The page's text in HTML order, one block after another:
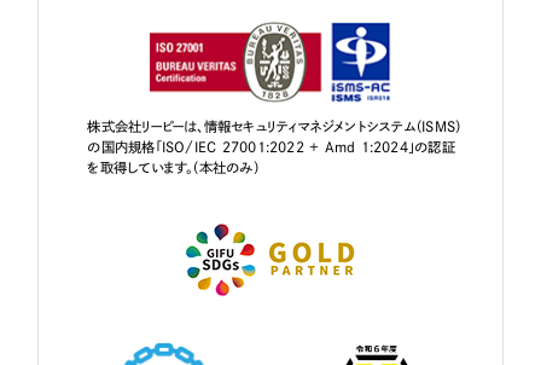
株式会社リーピーは、情報セキュリティマネジメントシステム（ISMS）
の国内規格「ISO/IEC 27001:2022 + Amd 1:2024」の認証
を取得しています。（本社のみ）